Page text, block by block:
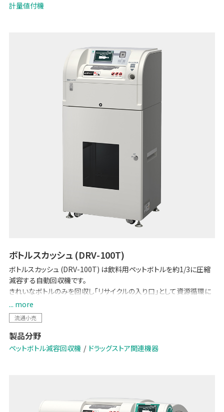
計量値付機
ボトルスカッシュ (DRV-100T)
ボトルスカッシュ (DRV-100T) は飲料用ペットボトルを約1/3に圧縮
減容する自動回収機です。
きれいなボトルのみを回収し「リサイクルの入り口」として資源循環に
貢献します。
小型機であるDRV-100Tは、新開発の圧縮機構により、省スペース化
と質の高い資源回収を両立。
場所を選ばず設置が可能です。
... more
流通小売
製品分野
ペットボトル減容回収機 ドラッグストア関連機器